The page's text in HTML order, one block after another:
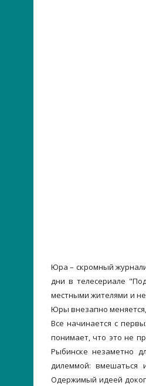
Юра – скромный
дни в телесериале
местными жителями и
Юры внезапно
Все начинается с
понимает, что это не
Рыбинске незаметно
дилеммой: вмешаться
Одержимый идеей